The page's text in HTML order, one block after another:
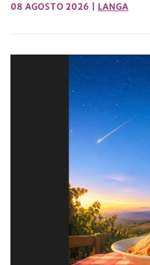
08 AGOSTO 2026 LANGA